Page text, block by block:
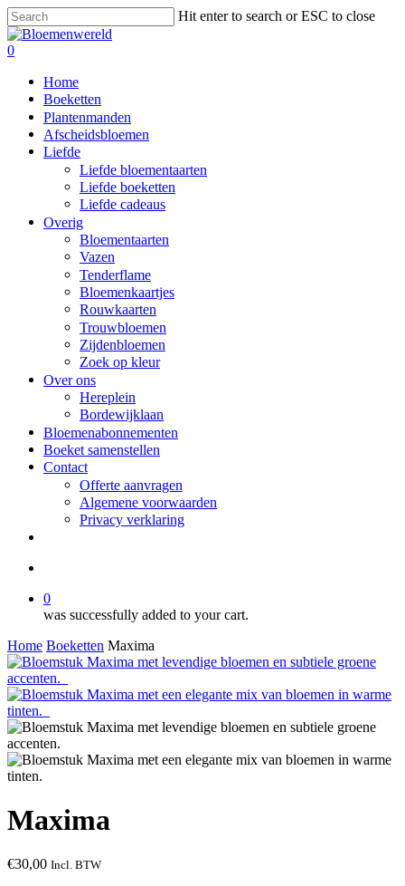
Skip
to
main
Hit enter to search or ESC to close
Close
Search
search
0
Home
Boeketten
Plantenmanden
Afscheidsbloemen
Liefde
Liefde bloementaarten
Liefde boeketten
Liefde cadeaus
Overig
Bloementaarten
Vazen
Tenderflame
Bloemenkaartjes
Rouwkaarten
Trouwbloemen
Zijdenbloemen
Zoek op kleur
Over ons
Hereplein
Bordewijklaan
Bloemenabonnementen
Boeket samenstellen
Contact
Offerte aanvragen
Algemene voorwaarden
Privacy verklaring
0
was successfully added to your cart.
Home Boeketten Maxima
Maxima
€30,00 Incl. BTW